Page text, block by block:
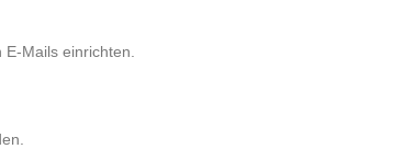
Mails einrichten.